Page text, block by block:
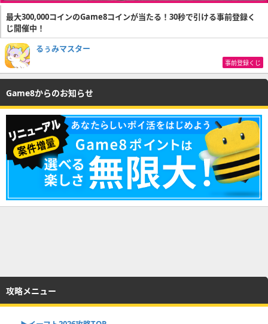
最大300,000コインのGame8コインが当たる！30秒で引ける事前登録く
じ開催中！
るぅみマスター
事前登録くじ
Game8からのお知らせ
攻略メニュー